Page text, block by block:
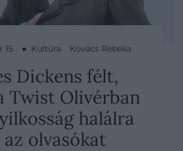
15. ● Kultúra Kovács Rebeka
Dickens félt,
Twist Olivérban
halálra
olvasókat